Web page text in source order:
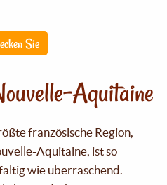
Sie
Aquitaine
französische Region,
Aquitaine, ist so
wie überraschend.